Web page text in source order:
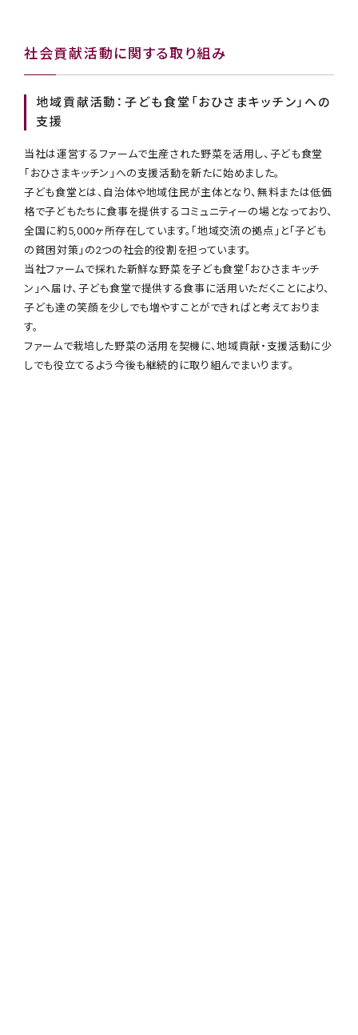
社会貢献活動に関する取り組み
地域貢献活動：子ども食堂「おひさまキッチン」への
支援
当社は運営するファームで生産された野菜を活用し、子ども食堂
「おひさまキッチン」への支援活動を新たに始めました。
子ども食堂とは、自治体や地域住民が主体となり、無料または低価
格で子どもたちに食事を提供するコミュニティーの場となっており、
全国に約5,000ヶ所存在しています。「地域交流の拠点」と「子ども
の貧困対策」の2つの社会的役割を担っています。
当社ファームで採れた新鮮な野菜を子ども食堂「おひさまキッチ
ン」へ届け、子ども食堂で提供する食事に活用いただくことにより、
子ども達の笑顔を少しでも増やすことができればと考えておりま
す。
ファームで栽培した野菜の活用を契機に、地域貢献・支援活動に少
しでも役立てるよう今後も継続的に取り組んでまいります。